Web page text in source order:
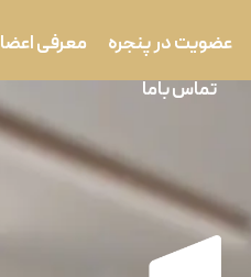
عضویت در پنجره معرفی اعضا
تماس باما